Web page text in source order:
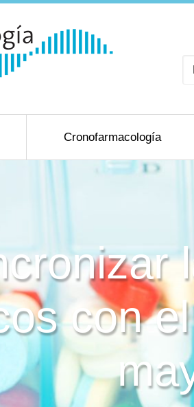
Cronofarmacología
con